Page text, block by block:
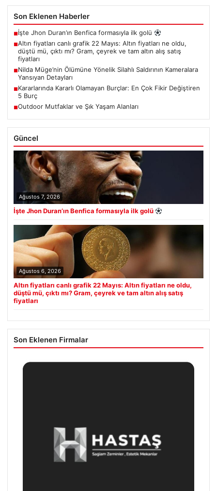
Son Eklenen Haberler
■İşte Jhon Duran’ın Benfica formasıyla ilk golü
■Altın fiyatları canlı grafik 22 Mayıs: Altın fiyatları ne oldu,
düştü mü, çıktı mı? Gram, çeyrek ve tam altın alış satış
fiyatları
■Nilda Müge’nin Ölümüne Yönelik Silahlı Saldırının Kameralara
Yansıyan Detayları
■Kararlarında Kararlı Olamayan Burçlar: En Çok Fikir Değiştiren
5 Burç
■Outdoor Mutfaklar ve Şık Yaşam Alanları
Güncel
Ağustos 7, 2026
İşte Jhon Duran’ın Benfica formasıyla ilk golü
Ağustos 6, 2026
Altın fiyatları canlı grafik 22 Mayıs: Altın fiyatları ne oldu,
düştü mü, çıktı mı? Gram, çeyrek ve tam altın alış satış
fiyatları
Son Eklenen Firmalar